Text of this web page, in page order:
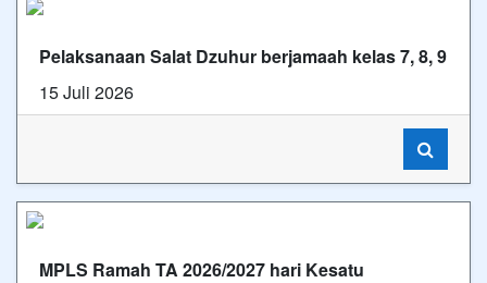
Pelaksanaan Salat Dzuhur berjamaah kelas 7, 8, 9
15 Juli 2026
MPLS Ramah TA 2026/2027 hari Kesatu